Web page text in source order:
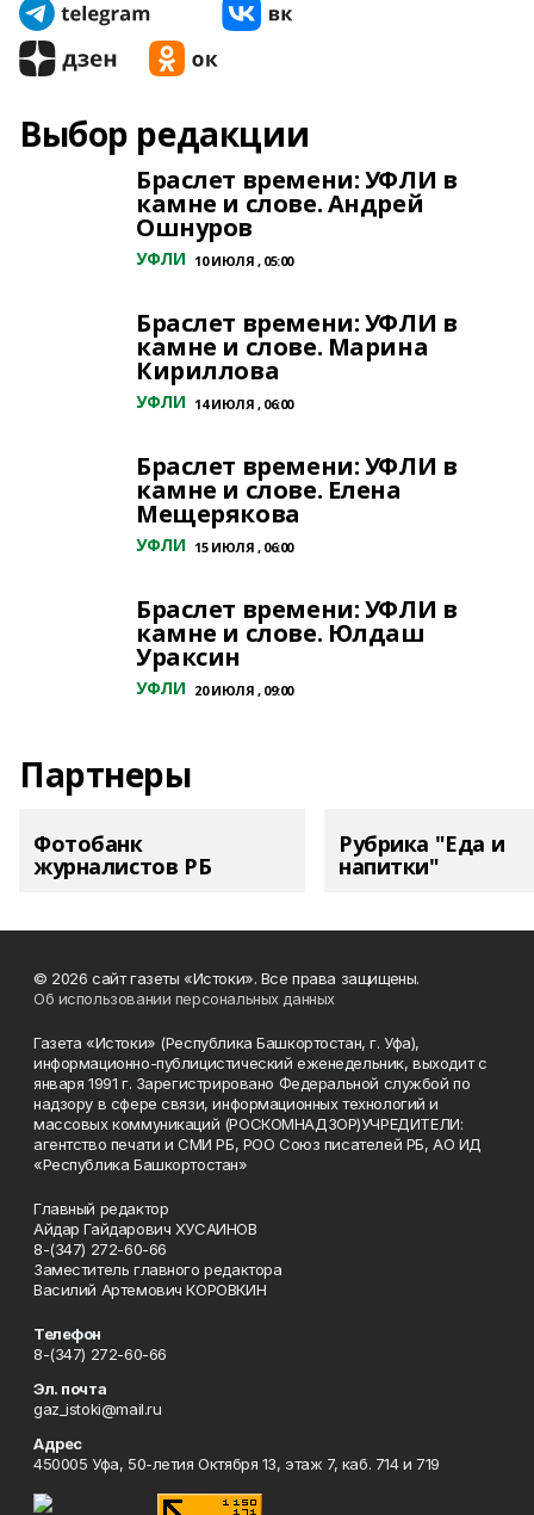
Выбор редакции
Браслет времени: УФЛИ в
камне и слове. Андрей
Ошнуров
УФЛИ 10 ИЮЛЯ , 05:00
Браслет времени: УФЛИ в
камне и слове. Марина
Кириллова
УФЛИ 14 ИЮЛЯ , 06:00
Браслет времени: УФЛИ в
камне и слове. Елена
Мещерякова
УФЛИ 15 ИЮЛЯ , 06:00
Браслет времени: УФЛИ в
камне и слове. Юлдаш
Ураксин
УФЛИ 20 ИЮЛЯ , 09:00
Партнеры
Фотобанк
журналистов РБ
Рубрика "Еда и
напитки"
© 2026 сайт газеты «Истоки». Все права защищены.
Об использовании персональных данных
Газета «Истоки» (Республика Башкортостан, г. Уфа),
информационно-публицистический еженедельник, выходит с
января 1991 г. Зарегистрировано Федеральной службой по
надзору в сфере связи, информационных технологий и
массовых коммуникаций (РОСКОМНАДЗОР)УЧРЕДИТЕЛИ:
агентство печати и СМИ РБ, РОО Союз писателей РБ, АО ИД
«Республика Башкортостан»
Главный редактор
Айдар Гайдарович ХУСАИНОВ
8-(347) 272-60-66
Заместитель главного редактора
Василий Артемович КОРОВКИН
Телефон
8-(347) 272-60-66
Эл. почта
gaz_istoki@mail.ru
Адрес
450005 Уфа, 50-летия Октября 13, этаж 7, каб. 714 и 719